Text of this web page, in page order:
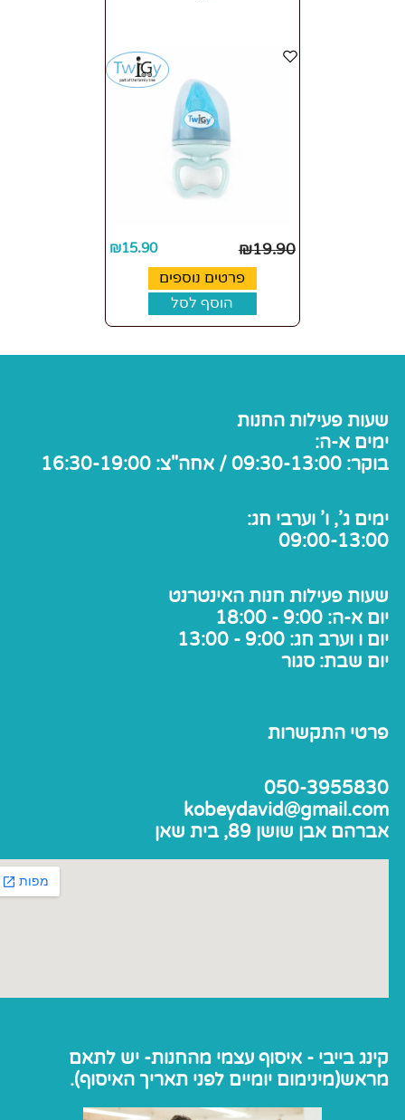
₪19.90
₪15.90
פרטים נוספים
הוסף לסל
שעות פעילות החנות
ימים א-ה:
בוקר: 09:30-13:00 / אחה"צ: 16:30-19:00
ימים ג', ו' וערבי חג:
09:00-13:00
שעות פעילות חנות האינטרנט
יום א-ה: 9:00 - 18:00
יום ו וערב חג: 9:00 - 13:00
יום שבת: סגור
פרטי התקשרות
050-3955830
kobeydavid@gmail.com
אברהם אבן שושן 89, בית שאן
קינג בייבי - איסוף עצמי מהחנות- יש לתאם
מראש(מינימום יומיים לפני תאריך האיסוף).